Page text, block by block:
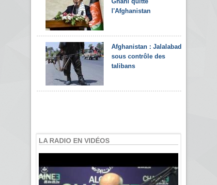
l'Afghanistan
Afghanistan : Jalalabad
sous contrôle des
talibans
LA RADIO EN VIDÉOS